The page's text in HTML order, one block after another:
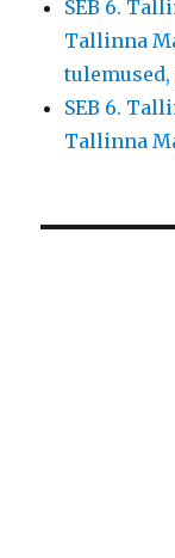
SEB 6.
Tallinna
SEB 6.
Tallinna